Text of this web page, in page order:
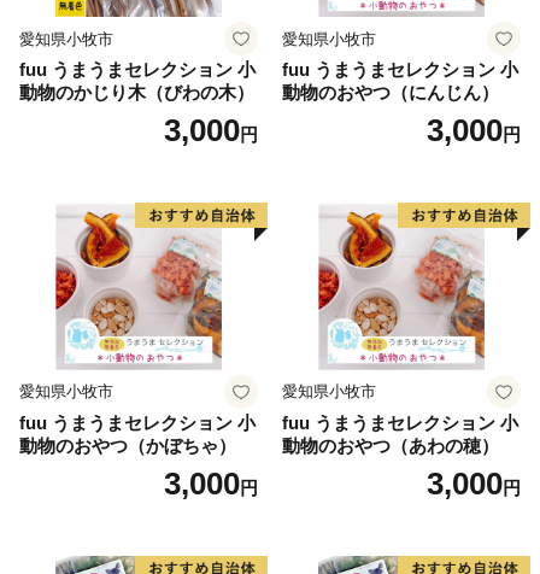
愛知県小牧市
fuu うまうまセレクション 小
動物のかじり木（びわの木）
3,000円
愛知県小牧市
fuu うまうまセレクション 小
動物のおやつ（にんじん）
3,000円
愛知県小牧市
fuu うまうまセレクション 小
動物のおやつ（かぼちゃ）
3,000円
愛知県小牧市
fuu うまうまセレクション 小
動物のおやつ（あわの穂）
3,000円